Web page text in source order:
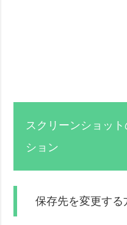
スクリーンショッ
ション
保存先を変更する